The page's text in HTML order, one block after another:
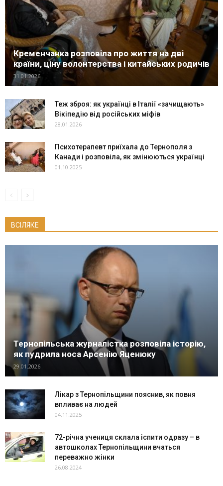
Кременчанка розповіла про життя на дві
країни, ціну волонтерства і китайських родичів
31.01.2026
Теж зброя: як українці в Італії «зачищають»
Вікіпедію від російських міфів
28.01.2026
Психотерапевт приїхала до Тернополя з
Канади і розповіла, як змінюються українці
01.10.2025
ВСІЛЯКЕ
Тернопільська журналістка розповіла історію,
як пудрила носа Арсенію Яценюку
29.01.2026
Лікар з Тернопільщини пояснив, як повня
впливає на людей
04.11.2025
72-річна учениця склала іспити одразу – в
автошколах Тернопільщини вчаться
переважно жінки
26.08.2024